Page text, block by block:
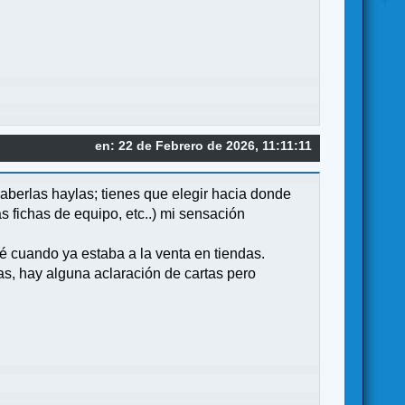
en: 22 de Febrero de 2026, 11:11:11
haylas; tienes que elegir hacia donde
fichas de equipo, etc..) mi sensación
cuando ya estaba a la venta en tiendas.
hay alguna aclaración de cartas pero